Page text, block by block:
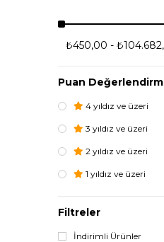
₺450,00 -
Puan
4 yıldız ve üzeri
3 yıldız ve üzeri
2 yıldız ve üzeri
1 yıldız ve üzeri
Filtreler
İndirimli Ürünler